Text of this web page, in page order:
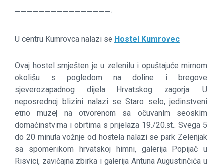
————————————————-
U centru Kumrovca nalazi se Hostel Kumrovec
Ovaj hostel smješten je u zelenilu i opuštajuće mirnom
okolišu s pogledom na doline i bregove
sjeverozapadnog dijela Hrvatskog zagorja. U
neposrednoj blizini nalazi se Staro selo, jedinstveni
etno muzej na otvorenom sa očuvanim seoskim
domaćinstvima i obrtima s prijelaza 19./20.st.. Svega 5
do 20 minuta vožnje od hostela nalazi se park Zelenjak
sa spomenikom hrvatskoj himni, galerija Popijač u
Risvici, zavičajna zbirka i galerija Antuna Augustinčića u